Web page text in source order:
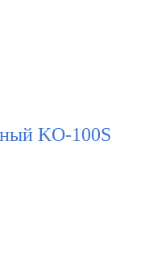
KО-100S